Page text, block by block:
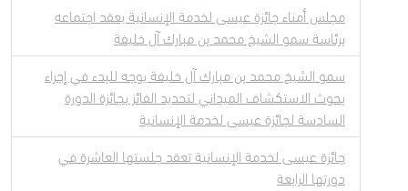
مجلس أمناء جائزة عيسى لخدمة الإنسانية يعقد اجتماعه
برئاسة سمو الشيخ محمد بن مبارك آل خليفة
سمو الشيخ محمد بن مبارك آل خليفة يوجه للبدء في إجراء
بحوث الاستكشاف الميداني لتحديد الفائز بجائزة الدورة
السادسة لجائزة عيسى لخدمة الإنسانية
جائزة عيسى لخدمة الإنسانية تعقد جلستها العاشرة في
دورتها الرابعة